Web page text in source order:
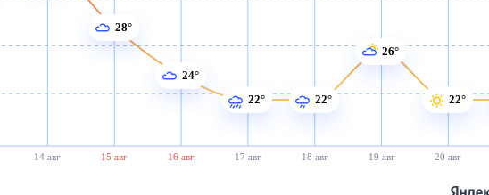
14 авг 15 авг 16 авг 17 авг 18 авг 19 авг 20 авг
28°
24°
22°
22°
26°
22°